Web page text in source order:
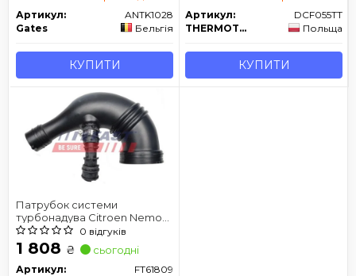
Артикул:
ANTK1028
Gates
Бельгія
КУПИТИ
Артикул:
DCF055TT
THERMOTEC
Польща
КУПИТИ
Патрубок системи
турбонадува Citroen Nemo
Fiat Doblo,Peugeot Bipper
1.3D 10.05-
0 відгуків
1 808 ₴ сьогодні
Артикул:
FT61809